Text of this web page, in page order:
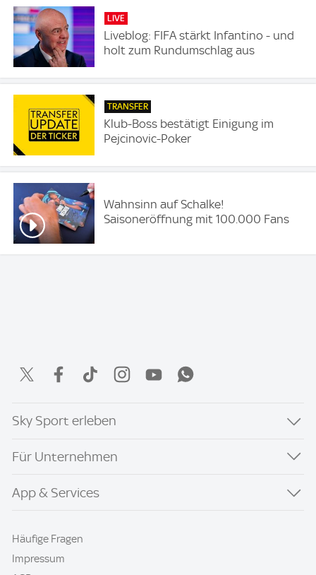
LIVE
Liveblog: FIFA stärkt Infantino - und
holt zum Rundumschlag aus
TRANSFER
Klub-Boss bestätigt Einigung im
Pejcinovic-Poker
Wahnsinn auf Schalke!
Saisoneröffnung mit 100.000 Fans
Sky Sport erleben
Für Unternehmen
App & Services
Häufige Fragen
Impressum